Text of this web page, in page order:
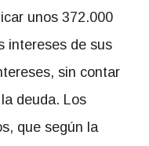
unos 372.000
intereses de sus
sin contar
deuda. Los
que según la